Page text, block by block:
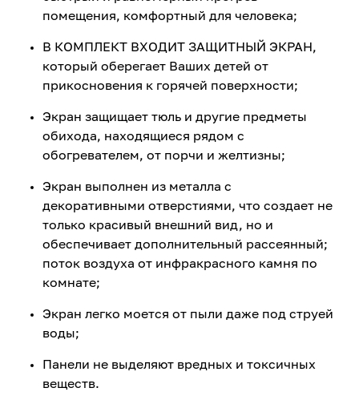
помещения, комфортный для человека;
В КОМПЛЕКТ ВХОДИТ ЗАЩИТНЫЙ ЭКРАН,
который оберегает Ваших детей от
прикосновения к горячей поверхности;
Экран защищает тюль и другие предметы
обихода, находящиеся рядом с
обогревателем, от порчи и желтизны;
Экран выполнен из металла с
декоративными отверстиями, что создает не
только красивый внешний вид, но и
обеспечивает дополнительный рассеянный;
поток воздуха от инфракрасного камня по
комнате;
Экран легко моется от пыли даже под струей
воды;
Панели не выделяют вредных и токсичных
веществ.